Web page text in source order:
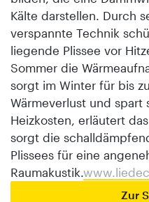
Kälte darstellen. Durch
verspannte Technik
liegende Plissee vor
Sommer die
sorgt im Winter für bis
Wärmeverlust und spart
Heizkosten, erläutert
sorgt die
Plissees für eine
Raumakustik.
Zur